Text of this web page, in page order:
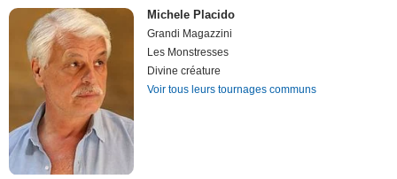
Michele Placido
Grandi Magazzini
Les Monstresses
Divine créature
Voir tous leurs tournages communs